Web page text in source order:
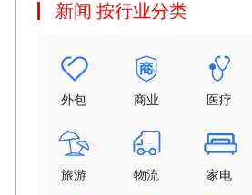
新闻 按行业分类
外包 商业 医疗
旅游 物流 家电